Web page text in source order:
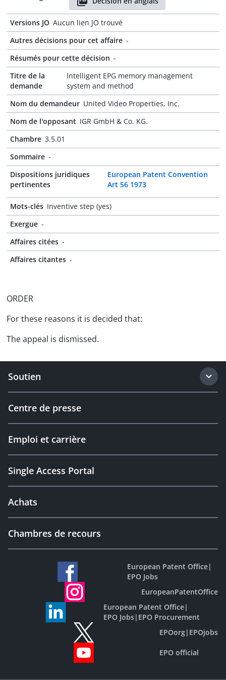
Versions JO Aucun lien JO trouvé
Autres décisions pour cet affaire -
Résumés pour cette décision -
Titre de la
demande
Intelligent EPG memory management
system and method
Nom du demandeur United Video Properties, Inc.
Nom de l'opposant IGR GmbH & Co. KG.
Chambre 3.5.01
Sommaire -
Dispositions juridiques
pertinentes
European Patent Convention
Art 56 1973
Mots-clés Inventive step (yes)
Exergue -
Affaires citées -
Affaires citantes -
ORDER
For these reasons it is decided that:
The appeal is dismissed.
Soutien
Centre de presse
Emploi et carrière
Single Access Portal
Achats
Chambres de recours
European Patent Office|
EPO Jobs
EuropeanPatentOffice
European Patent Office|
EPO Jobs| EPO Procurement
EPOorg| EPOjobs
EPO official